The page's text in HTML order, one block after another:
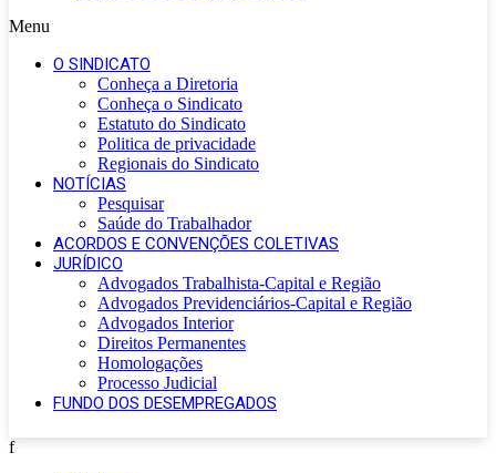
Menu
O SINDICATO
Conheça a Diretoria
Conheça o Sindicato
Estatuto do Sindicato
Politica de privacidade
Regionais do Sindicato
NOTÍCIAS
Pesquisar
Saúde do Trabalhador
ACORDOS E CONVENÇÕES COLETIVAS
JURÍDICO
Advogados Trabalhista-Capital e Região
Advogados Previdenciários-Capital e Região
Advogados Interior
Direitos Permanentes
Homologações
Processo Judicial
FUNDO DOS DESEMPREGADOS
f